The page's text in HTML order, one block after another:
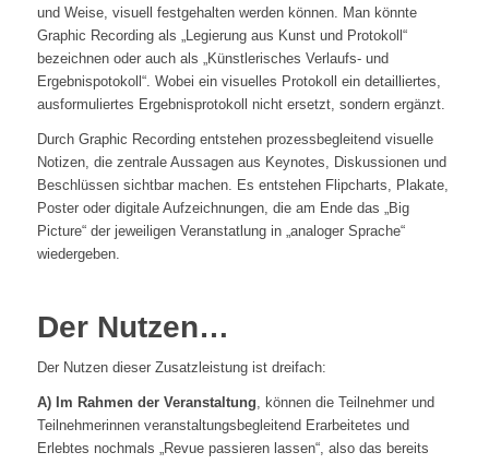
und Weise, visuell festgehalten werden können. Man könnte
Graphic Recording als „Legierung aus Kunst und Protokoll“
bezeichnen oder auch als „Künstlerisches Verlaufs- und
Ergebnispotokoll“. Wobei ein visuelles Protokoll ein detailliertes,
ausformuliertes Ergebnisprotokoll nicht ersetzt, sondern ergänzt.
Durch Graphic Recording entstehen prozessbegleitend visuelle
Notizen, die zentrale Aussagen aus Keynotes, Diskussionen und
Beschlüssen sichtbar machen. Es entstehen Flipcharts, Plakate,
Poster oder digitale Aufzeichnungen, die am Ende das „Big
Picture“ der jeweiligen Veranstatlung in „analoger Sprache“
wiedergeben.
Der Nutzen…
Der Nutzen dieser Zusatzleistung ist dreifach:
A) Im Rahmen der Veranstaltung, können die Teilnehmer und
Teilnehmerinnen veranstaltungsbegleitend Erarbeitetes und
Erlebtes nochmals „Revue passieren lassen“, also das bereits